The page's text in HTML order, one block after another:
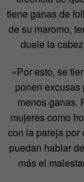
tiene ganas de
de su maromo,
duele la
«Por esto, se
ponen excusas
menos ganas.
mujeres como
con la pareja por
puedan hablar
más el